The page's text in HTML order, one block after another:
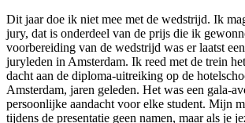
Dit jaar doe ik niet mee met de wedstrijd. Ik
jury, dat is onderdeel van de prijs die ik
voorbereiding van de wedstrijd was er laatst
juryleden in Amsterdam. Ik reed met de trein
dacht aan de diploma-uitreiking op de
Amsterdam, jaren geleden. Het was een gala-
persoonlijke aandacht voor elke student. Mijn
tijdens de presentatie geen namen, maar als je